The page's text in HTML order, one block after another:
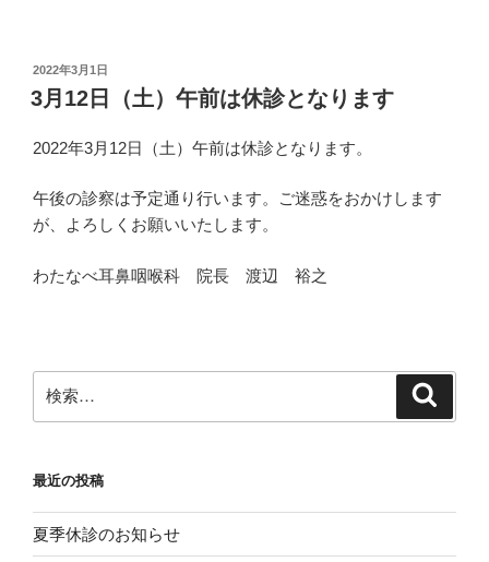
投
稿
日:
2022年3月1日
3月12日（土）午前は休診となります
2022年3月12日（土）午前は休診となります。
午後の診察は予定通り行います。ご迷惑をおかけします
が、よろしくお願いいたします。
わたなべ耳鼻咽喉科 院長 渡辺 裕之
索:
最近の投稿
夏季休診のお知らせ